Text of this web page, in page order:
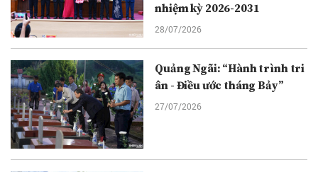
nhiệm kỳ 2026-2031
28/07/2026
Quảng Ngãi: “Hành trình tri
ân - Điều ước tháng Bảy”
27/07/2026